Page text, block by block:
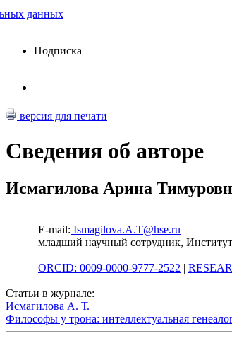
данных
Подписка
версия для печати
Сведения об авторе
Исмагилова Арина
E-mail: Ismagilova.A.T@hse.ru
младший научный сотрудник,
ORCID: 0009-0000-9777-2522 |
Статьи в журнале:
Исмагилова А. Т.
Философы у трона: интеллектуальная